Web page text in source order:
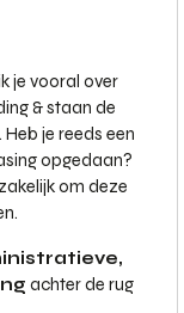
je vooral over
& staan de
je reeds een
opgedaan?
om deze
achter de rug